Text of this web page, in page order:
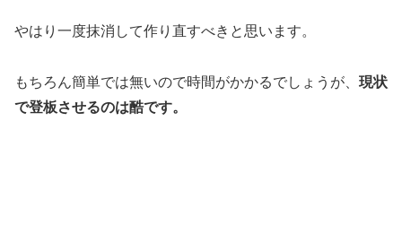
やはり一度抹消して作り直すべきと思います。
もちろん簡単では無いので時間がかかるでしょうが、 現状
で登板させるのは酷です。